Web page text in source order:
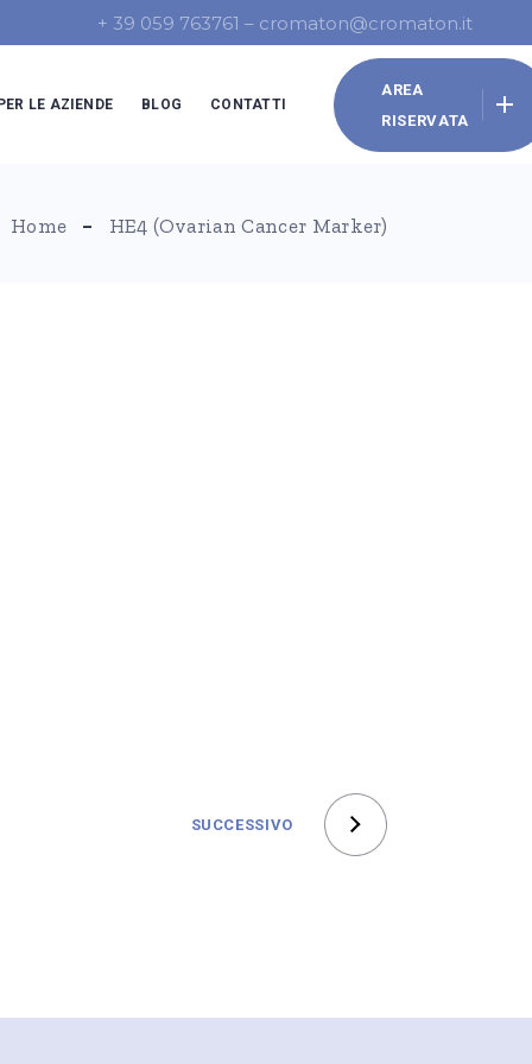
+ 39 059 763761 – cromaton@cromaton.it
LE AZIENDE
del lavoro
BLOG CONTATTI
AREA
RISERVATA
Home HE4 (Ovarian Cancer Marker)
SUCCESSIVO